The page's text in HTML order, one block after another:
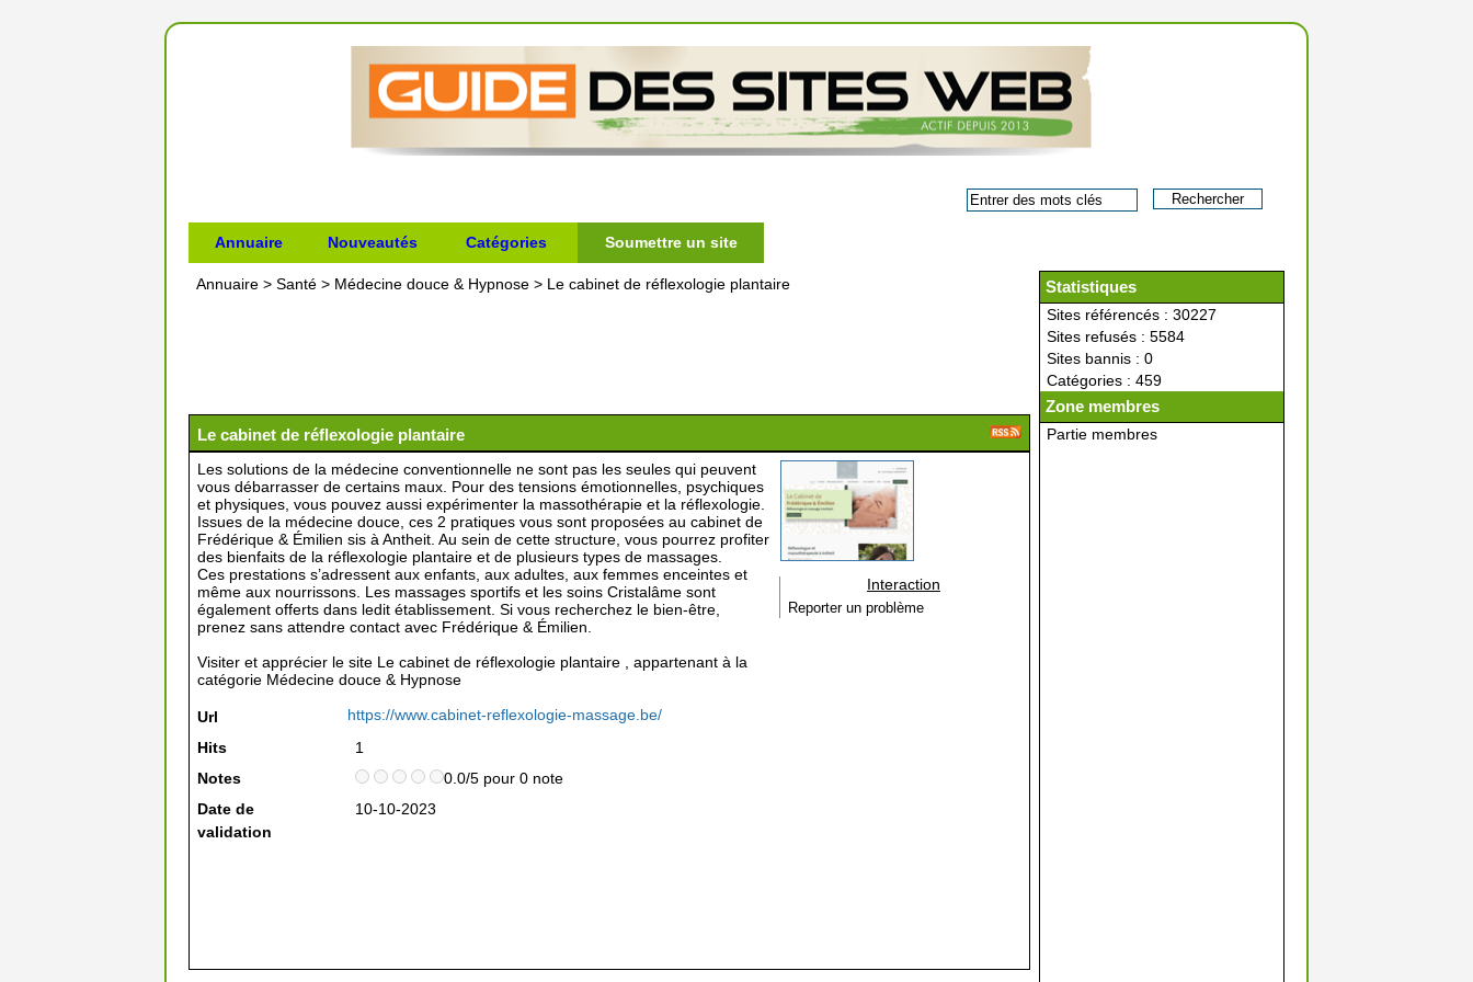
Annuaire Nouveautés Catégories Soumettre un site
Statistiques
Sites référencés : 30227
Sites refusés : 5584
Sites bannis : 0
Catégories : 459
Zone membres
Partie membres
Annuaire > Santé > Médecine douce & Hypnose > Le cabinet de réflexologie plantaire
Le cabinet de réflexologie plantaire
Les solutions de la médecine conventionnelle ne sont pas les seules qui peuvent
vous débarrasser de certains maux. Pour des tensions émotionnelles, psychiques
et physiques, vous pouvez aussi expérimenter la massothérapie et la réflexologie.
Issues de la médecine douce, ces 2 pratiques vous sont proposées au cabinet de
Frédérique & Émilien sis à Antheit. Au sein de cette structure, vous pourrez profiter
des bienfaits de la réflexologie plantaire et de plusieurs types de massages.
Ces prestations s’adressent aux enfants, aux adultes, aux femmes enceintes et
même aux nourrissons. Les massages sportifs et les soins Cristalâme sont
également offerts dans ledit établissement. Si vous recherchez le bien-être,
prenez sans attendre contact avec Frédérique & Émilien.
Visiter et apprécier le site Le cabinet de réflexologie plantaire , appartenant à la
catégorie Médecine douce & Hypnose
Url
https://www.cabinet-reflexologie-massage.be/
Hits
1
Notes
0.0/5 pour 0 note
Date de
validation
10-10-2023
Interaction
Reporter un problème